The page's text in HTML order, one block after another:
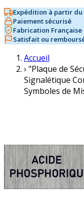
Expédition à partir
Paiement sécurisé
Fabrication Française
Satisfait ou
Accueil
› "Plaque de
Signalétique
Symboles de